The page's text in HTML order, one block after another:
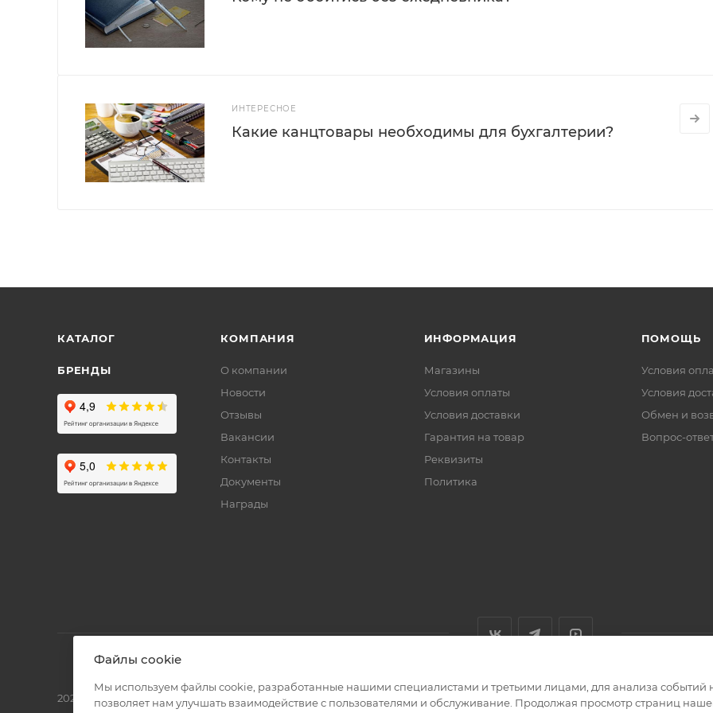
ИНТЕРЕСНОЕ
Какие канцтовары необходимы для бухгалтерии?
КАТАЛОГ
БРЕНДЫ
КОМПАНИЯ
О компании
Новости
Отзывы
Вакансии
Контакты
Документы
Награды
ИНФОРМАЦИЯ
Магазины
Условия оплаты
Условия доставки
Гарантия на товар
Реквизиты
Политика
ПОМОЩЬ
Условия
Условия
Обмен и
Вопрос-
2026 © Полиграф кит - интернет-магазин
Файлы cookie
Мы используем файлы cookie, разработанные нашими специалистами и третьими лицами, для анализа событий
позволяет нам улучшать взаимодействие с пользователями и обслуживание. Продолжая просмотр страниц